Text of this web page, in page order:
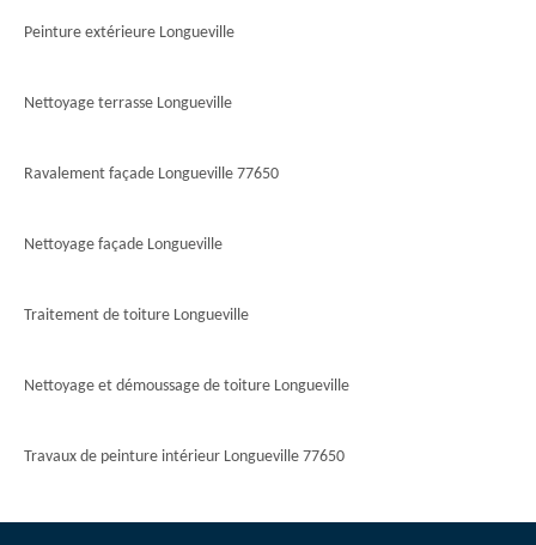
Peinture extérieure Longueville
Nettoyage terrasse Longueville
Ravalement façade Longueville 77650
Nettoyage façade Longueville
Traitement de toiture Longueville
Nettoyage et démoussage de toiture Longueville
Travaux de peinture intérieur Longueville 77650